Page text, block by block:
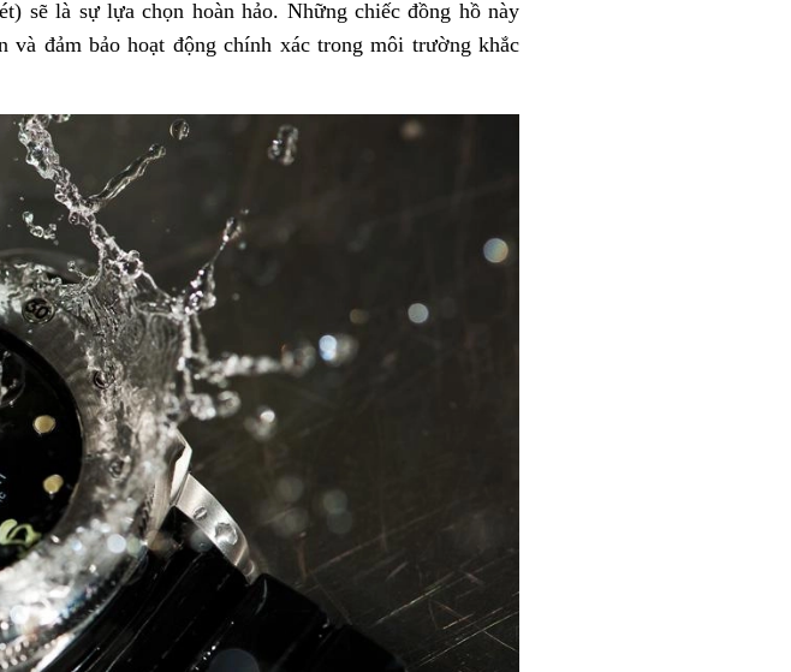
sẽ là sự lựa chọn hoàn hảo. Những chiếc đồng hồ này
đảm bảo hoạt động chính xác trong môi trường khắc